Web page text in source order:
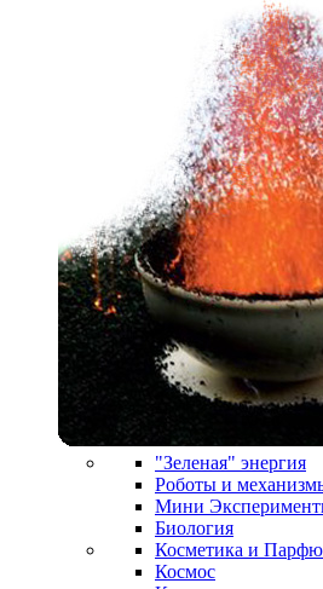
"Зеленая" энергия
Роботы и
Мини
Биология
Косметика и
Космос